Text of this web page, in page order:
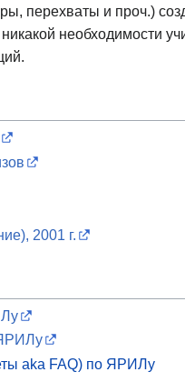
перехваты и проч.)
необходимости
2001 г.
aka FAQ) по ЯРИЛу